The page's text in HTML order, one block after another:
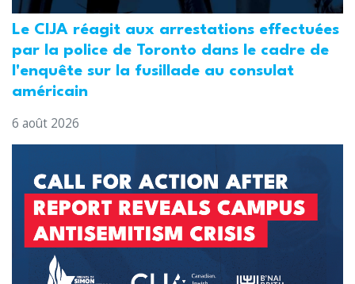
Le CIJA réagit aux arrestations effectuées
par la police de Toronto dans le cadre de
l'enquête sur la fusillade au consulat
américain
6 août 2026